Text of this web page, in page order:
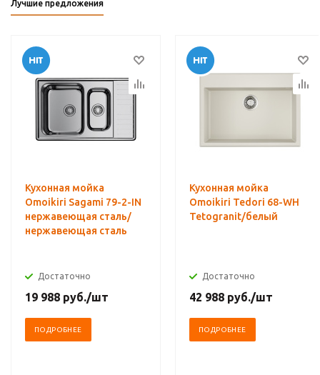
Лучшие предложения
Кухонная мойка
Omoikiri Sagami 79-2-IN
нержавеющая сталь/
нержавеющая сталь
Достаточно
19 988 руб./шт
ПОДРОБНЕЕ
Кухонная мойка
Omoikiri Tedori 68-WH
Tetogranit/белый
Достаточно
42 988 руб./шт
ПОДРОБНЕЕ